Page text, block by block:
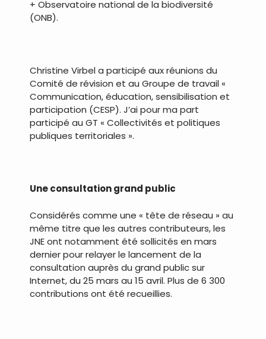
+ Observatoire national de la biodiversité
(ONB).
Christine Virbel a participé aux réunions du
Comité de révision et au Groupe de travail «
Communication, éducation, sensibilisation et
participation (CESP). J’ai pour ma part
participé au GT « Collectivités et politiques
publiques territoriales ».
Une consultation grand public
Considérés comme une « tête de réseau » au
même titre que les autres contributeurs, les
JNE ont notamment été sollicités en mars
dernier pour relayer le lancement de la
consultation auprès du grand public sur
Internet, du 25 mars au 15 avril. Plus de 6 300
contributions ont été recueillies.